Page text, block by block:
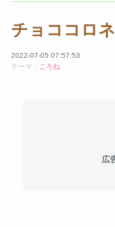
チョココロネ
2022-07-05 07:57:53
テーマ： ころね
広